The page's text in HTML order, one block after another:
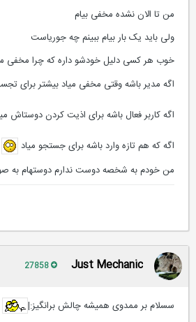
من تا الان نشده مخفی بیام
ولی باید یک بار بیام ببینم چه جوریاست
خوب هر کسی دلیل خودشو داره که چرا مخفی میاد
اگه مدیر باشه وقتی مخفی میاد بیشتر برای
اگه کاربر فعال باشه برای اذیت کردن دوستاش میاد
اگه که هم تازه وارد باشه برای جستجو میاد
من خودم به شخصه دوست ندارم دوستهام به
Just Mechanic
سسلام بر ممدوی همیشه چالش برانگیز:|